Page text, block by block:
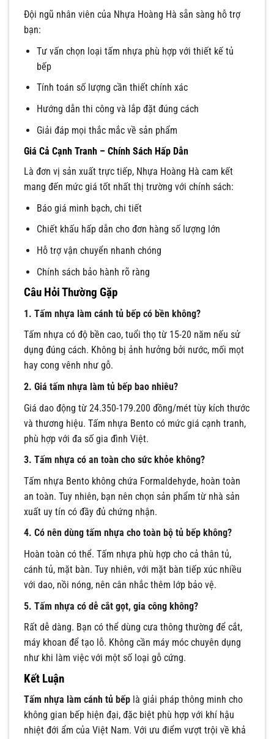
Đội ngũ nhân viên của Nhựa Hoàng Hà sẵn sàng hỗ trợ
bạn:
Tư vấn chọn loại tấm nhựa phù hợp với thiết kế tủ
bếp
Tính toán số lượng cần thiết chính xác
Hướng dẫn thi công và lắp đặt đúng cách
Giải đáp mọi thắc mắc về sản phẩm
Giá Cả Cạnh Tranh – Chính Sách Hấp Dẫn
Là đơn vị sản xuất trực tiếp, Nhựa Hoàng Hà cam kết
mang đến mức giá tốt nhất thị trường với chính sách:
Báo giá minh bạch, chi tiết
Chiết khấu hấp dẫn cho đơn hàng số lượng lớn
Hỗ trợ vận chuyển nhanh chóng
Chính sách bảo hành rõ ràng
Câu Hỏi Thường Gặp
1. Tấm nhựa làm cánh tủ bếp có bền không?
Tấm nhựa có độ bền cao, tuổi thọ từ 15-20 năm nếu sử
dụng đúng cách. Không bị ảnh hưởng bởi nước, mối mọt
hay cong vênh như gỗ.
2. Giá tấm nhựa làm tủ bếp bao nhiêu?
Giá dao động từ 24.350-179.200 đồng/mét tùy kích thước
và thương hiệu. Tấm nhựa Bento có mức giá cạnh tranh,
phù hợp với đa số gia đình Việt.
3. Tấm nhựa có an toàn cho sức khỏe không?
Tấm nhựa Bento không chứa Formaldehyde, hoàn toàn
an toàn. Tuy nhiên, bạn nên chọn sản phẩm từ nhà sản
xuất uy tín có đầy đủ chứng nhận.
4. Có nên dùng tấm nhựa cho toàn bộ tủ bếp không?
Hoàn toàn có thể. Tấm nhựa phù hợp cho cả thân tủ,
cánh tủ, mặt bàn. Tuy nhiên, với mặt bàn tiếp xúc nhiều
với dao, nồi nóng, nên cân nhắc thêm lớp bảo vệ.
5. Tấm nhựa có dễ cắt gọt, gia công không?
Rất dễ dàng. Bạn có thể dùng cưa thông thường để cắt,
máy khoan để tạo lỗ. Không cần máy móc chuyên dụng
như khi làm việc với một số loại gỗ cứng.
Kết Luận
Tấm nhựa làm cánh tủ bếp là giải pháp thông minh cho
không gian bếp hiện đại, đặc biệt phù hợp với khí hậu
nhiệt đới ẩm của Việt Nam. Với ưu điểm vượt trội về khả